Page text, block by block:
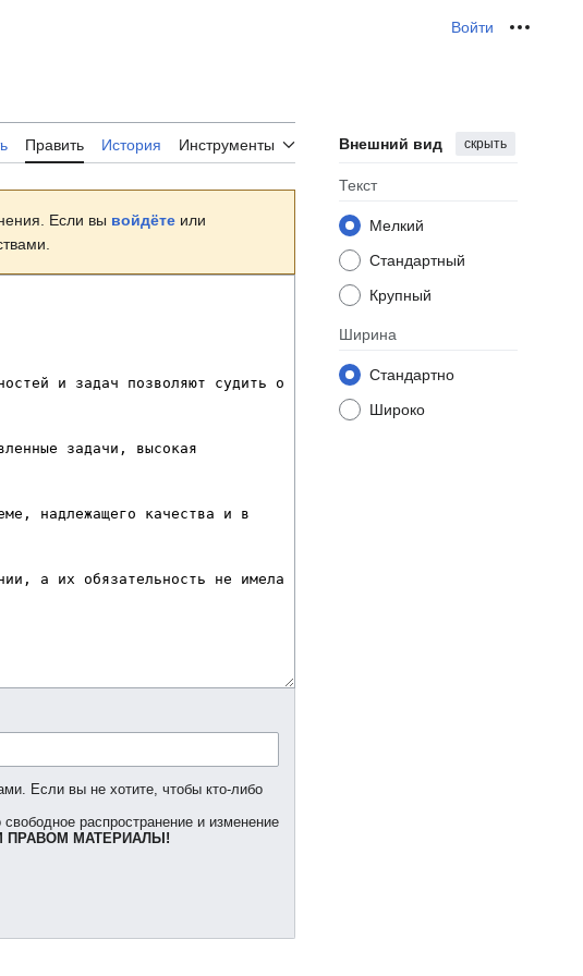
Войти
Править История Инструменты Внешний вид скрыть
Текст
Мелкий
Стандартный
Крупный
Ширина
Стандартно
Широко
Если вы войдёте или
Если вы не хотите, чтобы кто-либо
распространение и изменение
ПРАВОМ МАТЕРИАЛЫ!